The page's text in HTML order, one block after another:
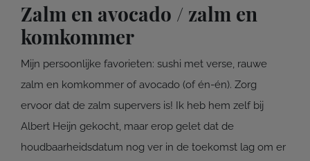
Zalm en avocado / zalm en
komkommer
Mijn persoonlijke favorieten: sushi met verse, rauwe
zalm en komkommer of avocado (of én-én). Zorg
ervoor dat de zalm supervers is! Ik heb hem zelf bij
Albert Heijn gekocht, maar erop gelet dat de
houdbaarheidsdatum nog ver in de toekomst lag om er